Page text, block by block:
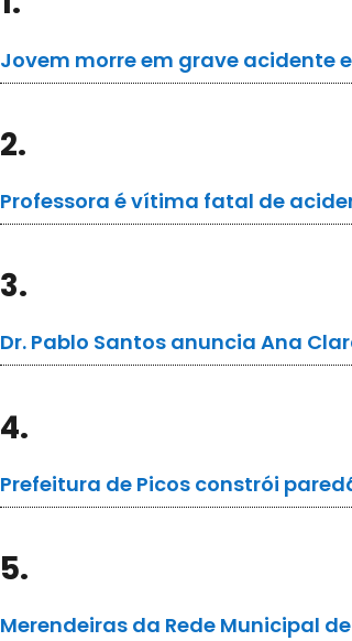
Jovem morre em grave acidente
2.
Professora é vítima fatal de
3.
Dr. Pablo Santos anuncia Ana
4.
Prefeitura de Picos constrói
5.
Merendeiras da Rede Municipal